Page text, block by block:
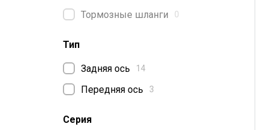
Тормозные шланги 0
Тип
Задняя ось 14
Передняя ось 3
Серия